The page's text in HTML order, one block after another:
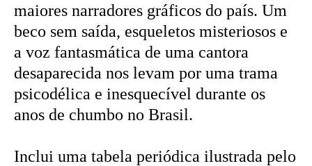
maiores narradores gráficos do país. Um
beco sem saída, esqueletos misteriosos e
a voz fantasmática de uma cantora
desaparecida nos levam por uma trama
psicodélica e inesquecível durante os
anos de chumbo no Brasil.
Inclui uma tabela periódica ilustrada pelo